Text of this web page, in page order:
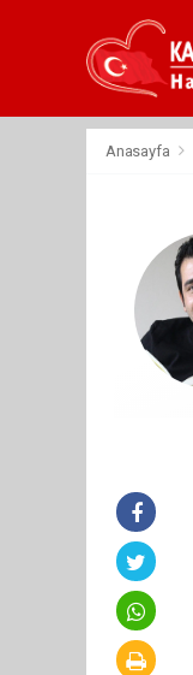
Anasayfa